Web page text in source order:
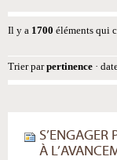
Il y a 1700 éléments qui
Trier par pertinence ·
S’ENGAGER
À